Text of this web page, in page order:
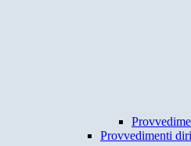
Provvedimenti